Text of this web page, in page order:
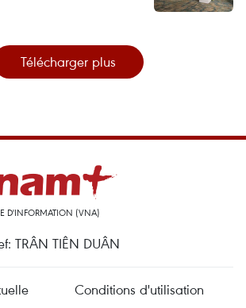
Télécharger plus
D'INFORMATION (VNA)
TRÂN TIÊN DUÂN
Conditions d'utilisation